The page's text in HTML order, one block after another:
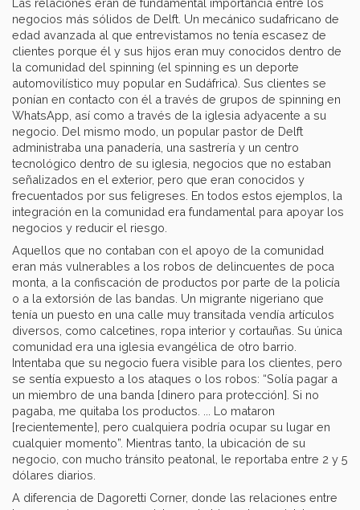
Las relaciones eran de fundamental importancia entre los
negocios más sólidos de Delft. Un mecánico sudafricano de
edad avanzada al que entrevistamos no tenía escasez de
clientes porque él y sus hijos eran muy conocidos dentro de
la comunidad del spinning (el spinning es un deporte
automovilístico muy popular en Sudáfrica). Sus clientes se
ponían en contacto con él a través de grupos de spinning en
WhatsApp, así como a través de la iglesia adyacente a su
negocio. Del mismo modo, un popular pastor de Delft
administraba una panadería, una sastrería y un centro
tecnológico dentro de su iglesia, negocios que no estaban
señalizados en el exterior, pero que eran conocidos y
frecuentados por sus feligreses. En todos estos ejemplos, la
integración en la comunidad era fundamental para apoyar los
negocios y reducir el riesgo.
Aquellos que no contaban con el apoyo de la comunidad
eran más vulnerables a los robos de delincuentes de poca
monta, a la confiscación de productos por parte de la policía
o a la extorsión de las bandas. Un migrante nigeriano que
tenía un puesto en una calle muy transitada vendía artículos
diversos, como calcetines, ropa interior y cortauñas. Su única
comunidad era una iglesia evangélica de otro barrio.
Intentaba que su negocio fuera visible para los clientes, pero
se sentía expuesto a los ataques o los robos: “Solía pagar a
un miembro de una banda [dinero para protección]. Si no
pagaba, me quitaba los productos. ... Lo mataron
[recientemente], pero cualquiera podría ocupar su lugar en
cualquier momento”. Mientras tanto, la ubicación de su
negocio, con mucho tránsito peatonal, le reportaba entre 2 y 5
dólares diarios.
A diferencia de Dagoretti Corner, donde las relaciones entre